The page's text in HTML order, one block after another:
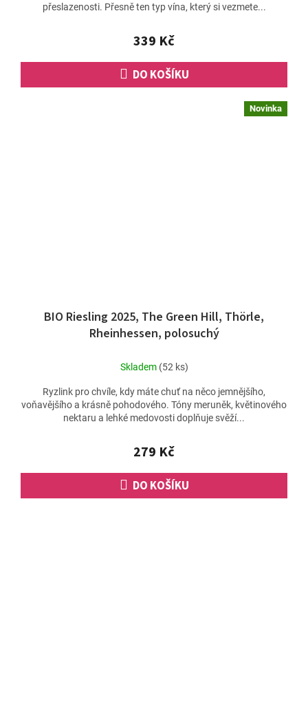
339 Kč
DO KOŠÍKU
přeslazenosti. Přesně ten typ vína, který si vezmete...
Novinka
BIO Riesling 2025, The Green Hill, Thörle,
Rheinhessen, polosuchý
Skladem (52 ks)
279 Kč
DO KOŠÍKU
Ryzlink pro chvíle, kdy máte chuť na něco jemnějšího,
voňavějšího a krásně pohodového. Tóny meruněk, květinového
nektaru a lehké medovosti doplňuje svěží...